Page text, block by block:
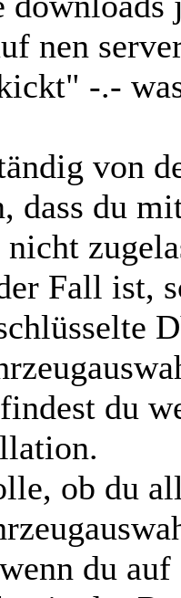
nen
-.-
von
dass du
Fall ist,
du
ob du
du